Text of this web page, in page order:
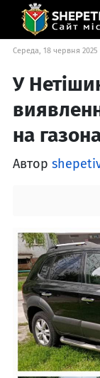
Середа, 18 червня 2025
У
на
Автор